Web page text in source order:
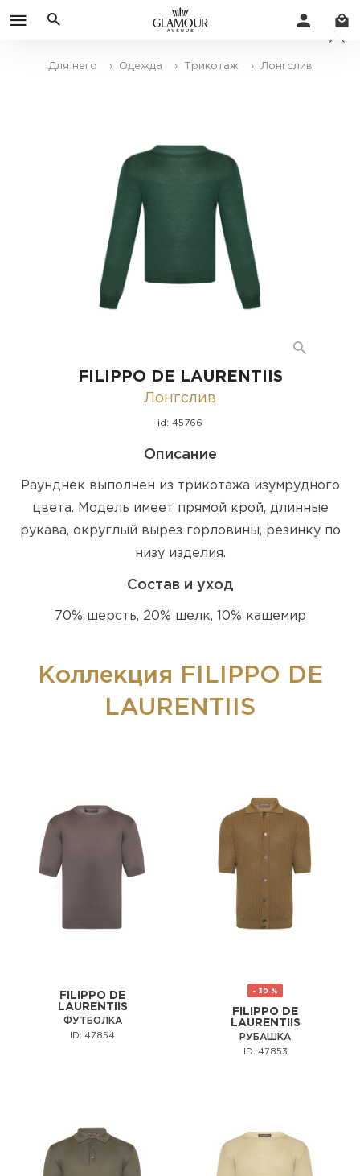
Для него › Одежда › Трикотаж › Лонгслив
FILIPPO DE LAURENTIIS
Лонгслив
id: 45766
Описание
Раунднек выполнен из трикотажа изумрудного
цвета. Модель имеет прямой крой, длинные
рукава, округлый вырез горловины, резинку по
низу изделия.
Состав и уход
70% шерсть, 20% шелк, 10% кашемир
Коллекция FILIPPO DE
LAURENTIIS
FILIPPO DE
LAURENTIIS
ФУТБОЛКА
ID: 47854
- 30 %
FILIPPO DE
LAURENTIIS
РУБАШКА
ID: 47853